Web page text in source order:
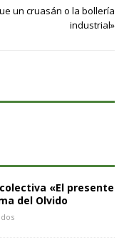
un cruasán o la bollería
industrial»
«El presente
del Olvido